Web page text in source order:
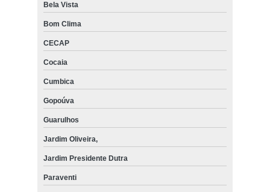
Bela Vista
Bom Clima
CECAP
Cocaia
Cumbica
Gopoúva
Guarulhos
Jardim Oliveira,
Jardim Presidente Dutra
Paraventi